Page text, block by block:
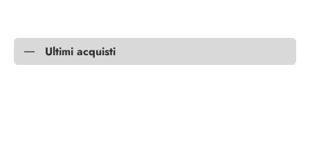
Ultimi acquisti